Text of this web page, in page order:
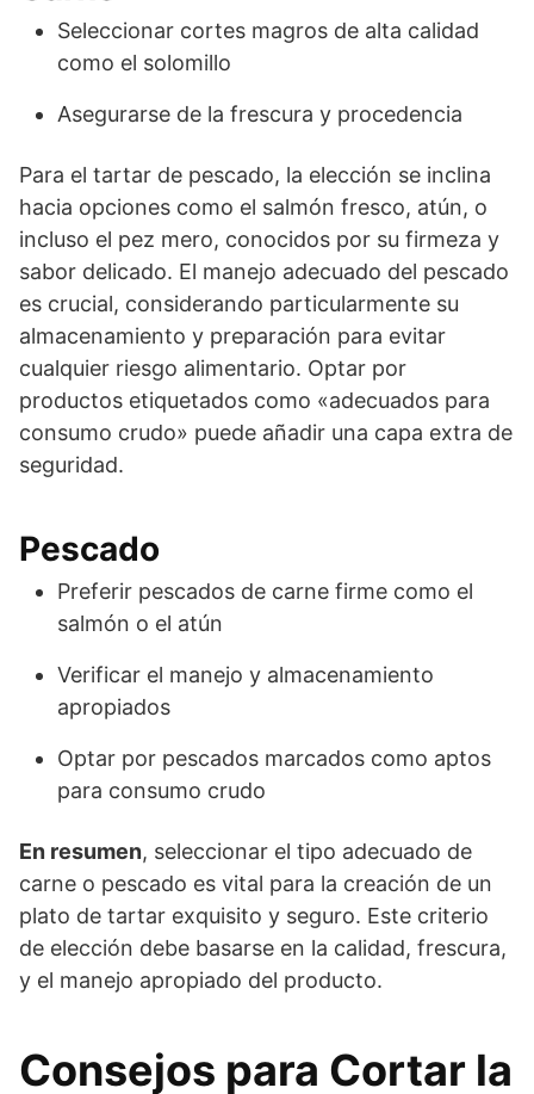
Seleccionar cortes magros de alta calidad
como el solomillo
Asegurarse de la frescura y procedencia
Para el tartar de pescado, la elección se inclina
hacia opciones como el salmón fresco, atún, o
incluso el pez mero, conocidos por su firmeza y
sabor delicado. El manejo adecuado del pescado
es crucial, considerando particularmente su
almacenamiento y preparación para evitar
cualquier riesgo alimentario. Optar por
productos etiquetados como «adecuados para
consumo crudo» puede añadir una capa extra de
seguridad.
Pescado
Preferir pescados de carne firme como el
salmón o el atún
Verificar el manejo y almacenamiento
apropiados
Optar por pescados marcados como aptos
para consumo crudo
En resumen, seleccionar el tipo adecuado de
carne o pescado es vital para la creación de un
plato de tartar exquisito y seguro. Este criterio
de elección debe basarse en la calidad, frescura,
y el manejo apropiado del producto.
Consejos para Cortar la